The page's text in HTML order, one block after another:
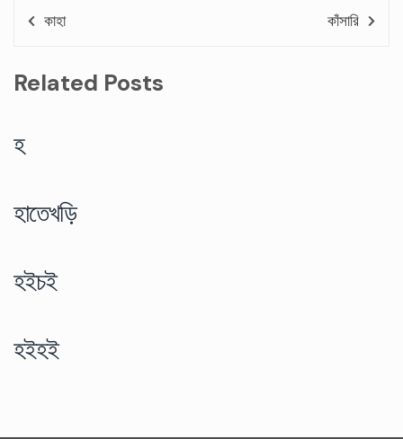
কাহা
কাঁসারি
Related Posts
হ
হাতেখড়ি
হইচই
হইহই